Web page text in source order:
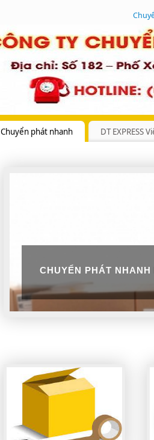
Chuyển phát nhanh DT EXPRESS
CHUYỂN PHÁT NHANH